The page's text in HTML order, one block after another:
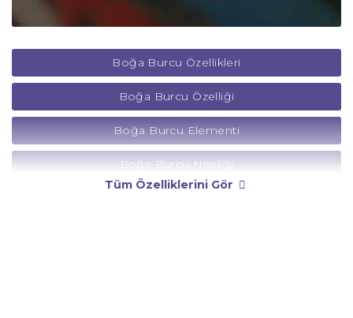
Boğa Burcu Özellikleri
Boğa Burcu Özelliği
Boğa Burcu Elementi
Boğa Burcu Niteliği
Tüm Özelliklerini Gör